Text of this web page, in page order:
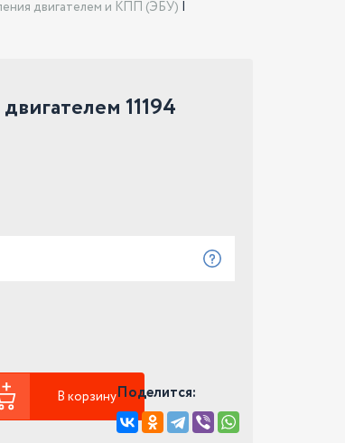
двигателем и КПП (ЭБУ) |
11194
В корзинуПоделится: